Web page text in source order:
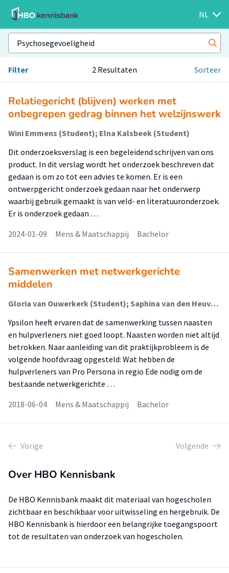
NL
Filter 2 Resultaten Sorteer
Relatiegericht (blijven) werken met
onbegrepen gedrag binnen het welzijnswerk
Wini Emmens (Student); Elna Kalsbeek (Student)
Dit onderzoeksverslag is een begeleidend schrijven van ons
product. In dit verslag wordt het onderzoek beschreven dat
gedaan is om zo tot een advies te komen. Er is een
ontwerpgericht onderzoek gedaan naar het onderwerp
waarbij gebruik gemaakt is van veld- en literatuuronderzoek.
Er is onderzoek gedaan …
2024-01-09
Mens & Maatschappij Bachelor
Samenwerken met netwerkgerichte
middelen
Gloria van Ouwerkerk (Student); Saphina van den Heuvel (Student); Petra Potters (Begeleider)
Ypsilon heeft ervaren dat de samenwerking tussen naasten
en hulpverleners niet goed loopt. Naasten worden niet altijd
betrokken. Naar aanleiding van dit praktijkprobleem is de
volgende hoofdvraag opgesteld: Wat hebben de
hulpverleners van Pro Persona in regio Ede nodig om de
bestaande netwerkgerichte …
2018-06-04
Mens & Maatschappij Bachelor
Vorige Volgende
Over HBO Kennisbank
De HBO Kennisbank maakt dit materiaal van hogescholen
zichtbaar en beschikbaar voor uitwisseling en hergebruik. De
HBO Kennisbank is hierdoor een belangrijke toegangspoort
tot de resultaten van onderzoek van hogescholen.